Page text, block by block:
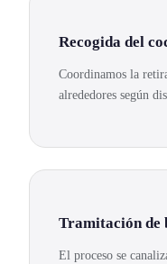
Recogida del
Coordinamos la
alrededores según
Tramitación de
El proceso se